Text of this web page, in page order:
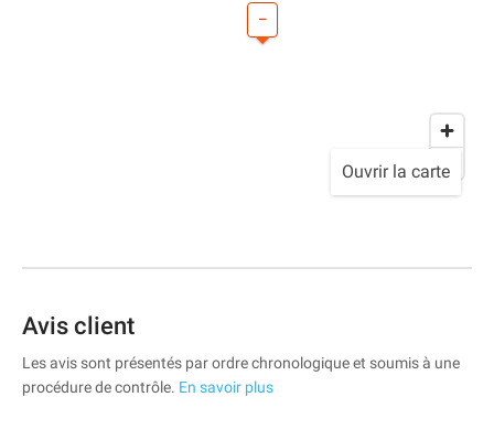
–
Ouvrir la carte
Avis client
Les avis sont présentés par ordre chronologique et soumis à une
procédure de contrôle. En savoir plus